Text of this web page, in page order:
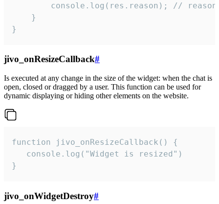
console.log(res.reason); //
    }
}
jivo_onResizeCallback#
Is executed at any change in the size of the widget: when the chat is
open, closed or dragged by a user. This function can be used for
dynamic displaying or hiding other elements on the website.
function jivo_onResizeCallback() {
   console.log("Widget is resized")
}
jivo_onWidgetDestroy#